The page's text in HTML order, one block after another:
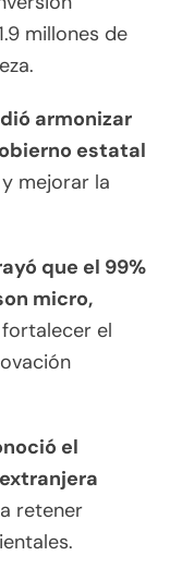
millones de
armonizar
estatal
mejorar la
que el 99%
micro,
el
el
retener